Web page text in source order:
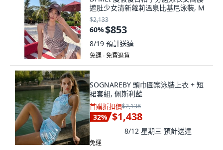
遮肚少女清新蘿莉溫泉比基尼泳裝, M
$2,133
60%$853
8/19 預計送達
免運 ∙ 免費退貨
SOGNAREBY 頭巾圖案泳裝上衣 + 短
裙套組, 佩斯利藍
首購折扣價$2,138
32% $1,438
8/12 星期三 預計送達
免運